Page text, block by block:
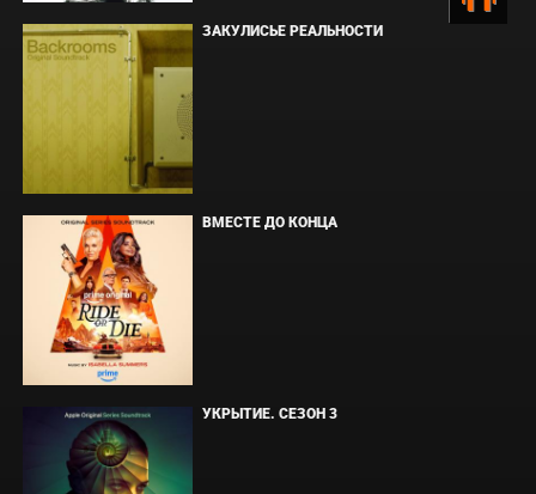
ЗАКУЛИСЬЕ РЕАЛЬНОСТИ
ВМЕСТЕ ДО КОНЦА
УКРЫТИЕ. СЕЗОН 3